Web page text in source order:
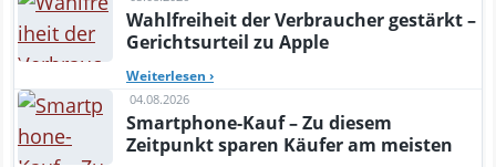
Wahlfreiheit der Verbraucher gestärkt –
Gerichtsurteil zu Apple
Weiterlesen ›
04.08.2026
Smartphone-Kauf – Zu diesem
Zeitpunkt sparen Käufer am meisten